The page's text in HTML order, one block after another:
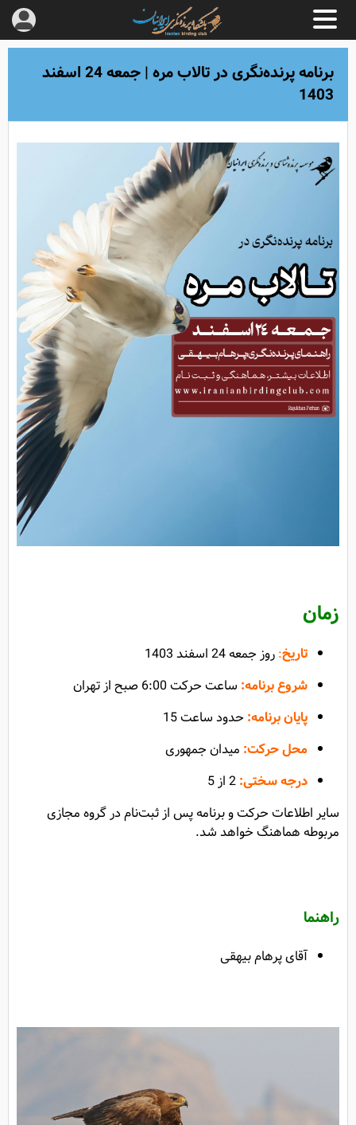
برنامه پرنده‌نگری در تالاب مره | جمعه 24 اسفند
1403
زمان
تاریخ:روز جمعه 24 اسفند 1403
شروع برنامه: ساعت حرکت 6:00 صبح از تهران
پایان برنامه: حدود ساعت 15
محل حرکت: میدان جمهوری
درجه سختی:
سایر اطلاعات حرکت و برنامه پس از ثبت‌نام در گروه مجازی
مربوطه هماهنگ خواهد شد.
راهنما
آقای پرهام بیهقی